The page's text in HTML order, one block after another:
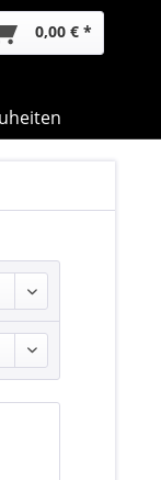
0,00 € *